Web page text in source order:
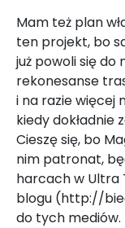
Mam też plan
ten projekt, bo
już powoli się
rekonesanse
i na razie więcej
kiedy dokładnie
Cieszę się, bo
nim patronat,
harcach w Ultra
blogu (http://
do tych mediów.